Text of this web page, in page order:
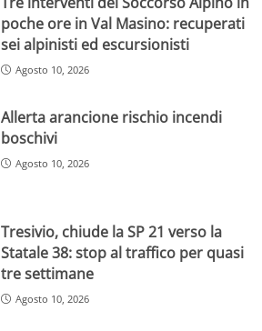
poche ore in Val Masino: recuperati
sei alpinisti ed escursionisti
Agosto 10, 2026
Allerta arancione rischio incendi
boschivi
Agosto 10, 2026
Tresivio, chiude la SP 21 verso la
Statale 38: stop al traffico per quasi
tre settimane
Agosto 10, 2026